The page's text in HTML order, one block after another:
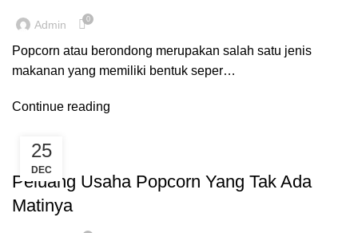
Admin 0
Popcorn atau berondong merupakan salah satu jenis
makanan yang memiliki bentuk seper…
Continue reading
25
DEC
BLOG
Peluang Usaha Popcorn Yang Tak Ada
Matinya